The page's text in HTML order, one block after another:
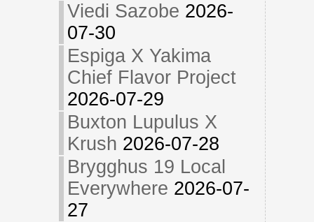
Viedi Sazobe 2026-
07-30
Espiga X Yakima
Chief Flavor Project
2026-07-29
Buxton Lupulus X
Krush 2026-07-28
Brygghus 19 Local
Everywhere 2026-07-
27